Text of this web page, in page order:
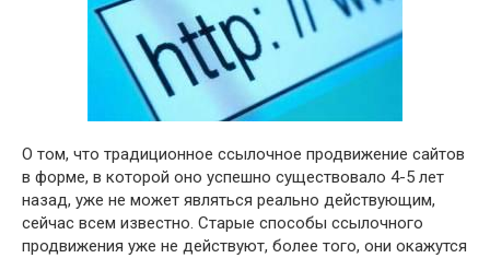
О том, что традиционное ссылочное продвижение сайтов
в форме, в которой оно успешно существовало 4-5 лет
назад, уже не может являться реально действующим,
сейчас всем известно. Старые способы ссылочного
продвижения уже не действуют, более того, они окажутся